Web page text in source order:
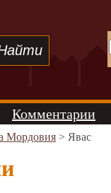
Комментарии
Мордовия > Явас